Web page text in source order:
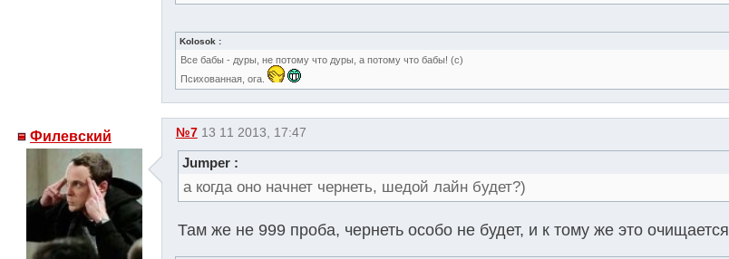
Kolosok :
Все бабы - дуры, не потому что дуры, а потому что бабы! (с)
Психованная, ога.
Филевский №7 13 11 2013, 17:47
Jumper :
а когда оно начнет чернеть, шедой лайн будет?)
Там же не 999 проба, чернеть особо не будет, и к тому же это очищается